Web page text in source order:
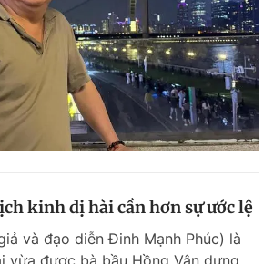
kinh dị hài cần hơn sự ước lệ
và đạo diễn Đinh Mạnh Phúc) là